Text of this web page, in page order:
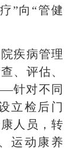
”向“管健
疾病管理
、评估、
针对不同
立检后门
人员， 转
运动康养